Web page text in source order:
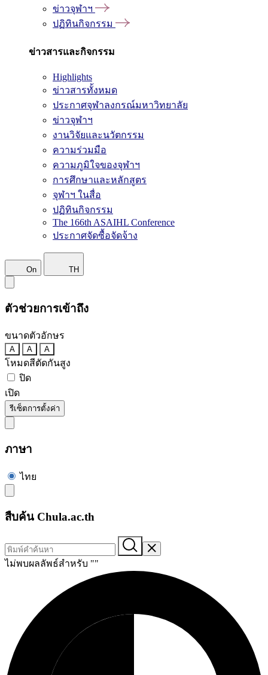
ข่าวจุฬาฯ
ปฏิทินกิจกรรม
ข่าวสารและกิจกรรม
Highlights
ข่าวสารทั้งหมด
ประกาศจุฬาลงกรณ์มหาวิทยาลัย
ข่าวจุฬาฯ
งานวิจัยและนวัตกรรม
ความร่วมมือ
ความภูมิใจของจุฬาฯ
การศึกษาและหลักสูตร
จุฬาฯ ในสื่อ
ปฏิทินกิจกรรม
The 166th ASAIHL Conference
ประกาศจัดซื้อจัดจ้าง
On TH
ตัวช่วยการเข้าถึง
ขนาดตัวอักษร
A A A
โหมดสีตัดกันสูง
ปิด
เปิด
รีเซ็ตการตั้งค่า
ภาษา
ไทย
สืบค้น Chula.ac.th
ไม่พบผลลัพธ์สำหรับ ""